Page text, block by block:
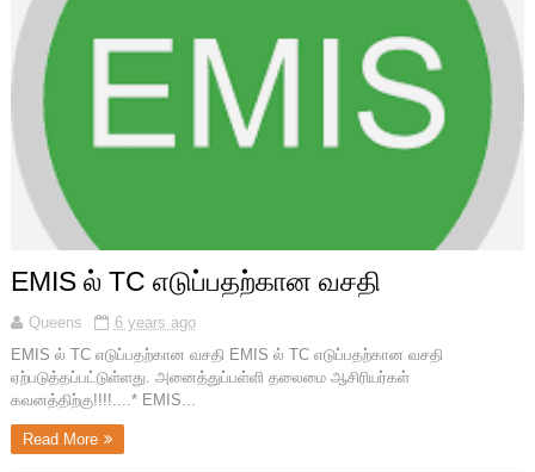
EMIS ல் TC எடுப்பதற்கான வசதி
Queens
6 years ago
EMIS ல் TC எடுப்பதற்கான வசதி EMIS ல் TC எடுப்பதற்கான வசதி
ஏற்படுத்தப்பட்டுள்ளது. அனைத்துப்பள்ளி தலைமை ஆசிரியர்கள்
கவனத்திற்கு!!!!....* EMIS...
Read More